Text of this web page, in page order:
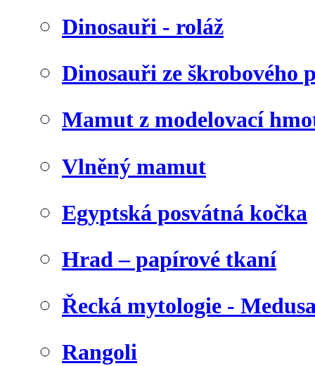
Dinosauři - roláž
Dinosauři ze škrobového
Mamut z modelovací
Vlněný mamut
Egyptská posvátná kočka
Hrad – papírové tkaní
Řecká mytologie -
Rangoli